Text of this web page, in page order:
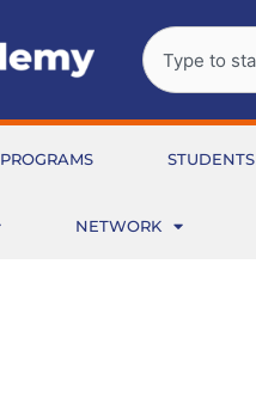
Rechercher
PROGRAMS STUDENTS
NETWORK